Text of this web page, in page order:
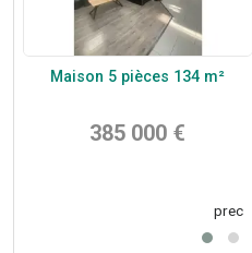
Maison 5 pièces 134 m²
385 000 €
prec